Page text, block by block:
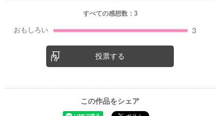
すべての感想数： 3
投票する
この作品をシェア